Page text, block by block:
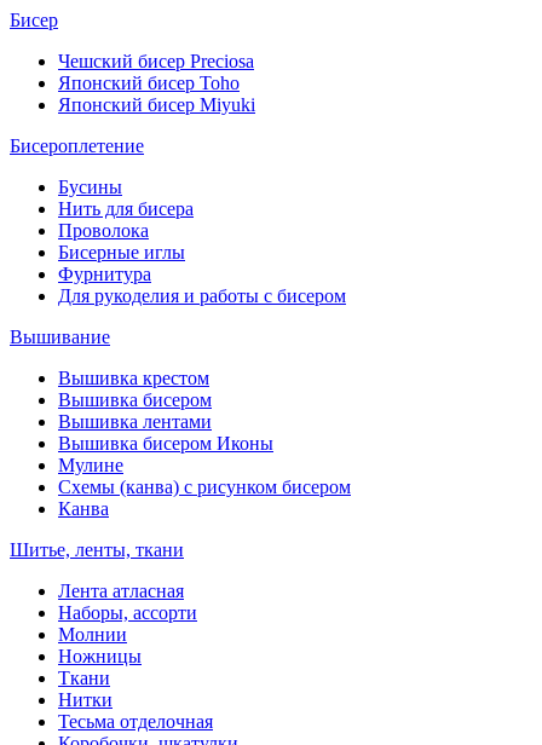
Бисер
Чешский бисер Preciosa
Японский бисер Toho
Японский бисер Miyuki
Бисероплетение
Бусины
Нить для бисера
Проволока
Бисерные иглы
Фурнитура
Для рукоделия и работы с бисером
Вышивание
Вышивка крестом
Вышивка бисером
Вышивка лентами
Вышивка бисером Иконы
Мулине
Схемы (канва) с рисунком бисером
Канва
Шитье, ленты, ткани
Лента атласная
Наборы, ассорти
Молнии
Ножницы
Ткани
Нитки
Тесьма отделочная